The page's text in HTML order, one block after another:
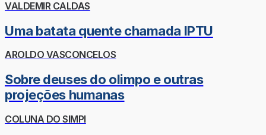
VALDEMIR CALDAS
Uma batata quente chamada IPTU
AROLDO VASCONCELOS
Sobre deuses do olimpo e outras
projeções humanas
COLUNA DO SIMPI